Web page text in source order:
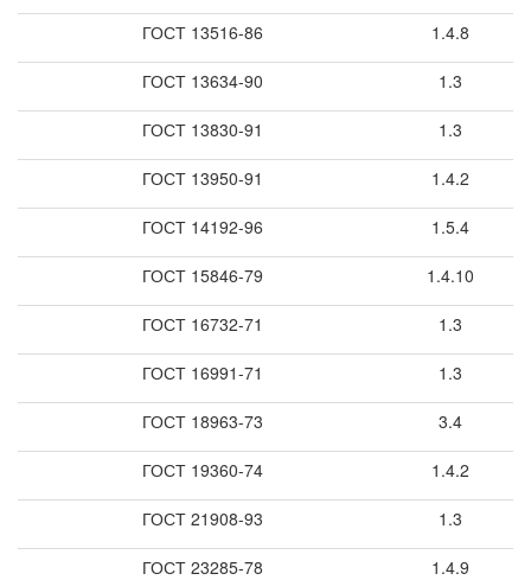
ГОСТ 13516-86 1.4.8
ГОСТ 13634-90 1.3
ГОСТ 13830-91 1.3
ГОСТ 13950-91 1.4.2
ГОСТ 14192-96 1.5.4
ГОСТ 15846-79 1.4.10
ГОСТ 16732-71 1.3
ГОСТ 16991-71 1.3
ГОСТ 18963-73 3.4
ГОСТ 19360-74 1.4.2
ГОСТ 21908-93 1.3
ГОСТ 23285-78 1.4.9